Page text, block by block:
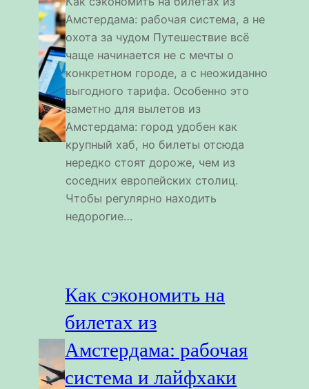
Амстердама: рабочая система, а не
охота за чудом Путешествие всё
чаще начинается не с мечты о
конкретном городе, а с неожиданно
выгодного тарифа. Особенно это
заметно для вылетов из
Амстердама: город удобен как
крупный хаб, но билеты отсюда
нередко стоят дороже, чем из
соседних европейских столиц.
Чтобы регулярно находить
недорогие…
Как сэкономить на
билетах из
Амстердама: рабочая
система и лайфхаки